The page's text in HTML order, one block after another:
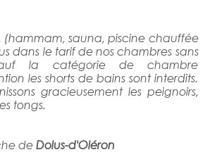
(hammam, sauna, piscine chauffée
dans le tarif de nos chambres sans
la catégorie de chambre
les shorts de bains sont interdits.
gracieusement les peignoirs,
tongs.
de Dolus-d'Oléron